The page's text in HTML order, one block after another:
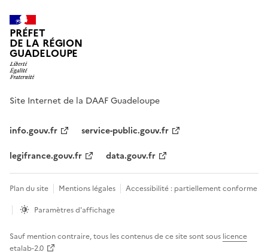
PRÉFET
DE LA RÉGION
GUADELOUPE
Site Internet de la DAAF Guadeloupe
info.gouv.fr
service-public.gouv.fr
legifrance.gouv.fr
data.gouv.fr
Plan du site Mentions légales
Accessibilité : partiellement conforme
Paramètres d'affichage
Sauf mention contraire, tous les contenus de ce site sont sous licence
etalab-2.0